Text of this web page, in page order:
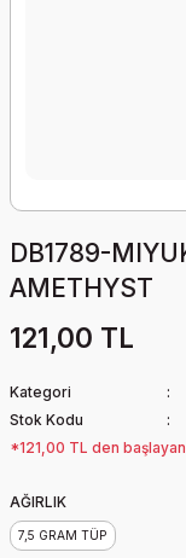
DB1789-
AMETHYST
121,00 TL
Kategori
Stok Kodu
*121,00 TL den
AĞIRLIK
7,5 GRAM TÜP